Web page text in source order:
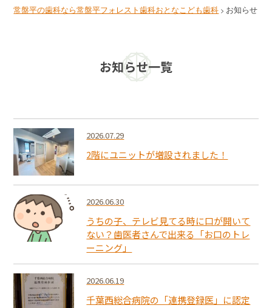
常盤平の歯科なら常盤平フォレスト歯科おとなこども歯科 > お知らせ
お知らせ一覧
2026.07.29
2階にユニットが増設されました！
2026.06.30
うちの子、テレビ見てる時に口が開いて
ない？歯医者さんで出来る「お口のトレ
ーニング」
2026.06.19
千葉西総合病院の「連携登録医」に認定